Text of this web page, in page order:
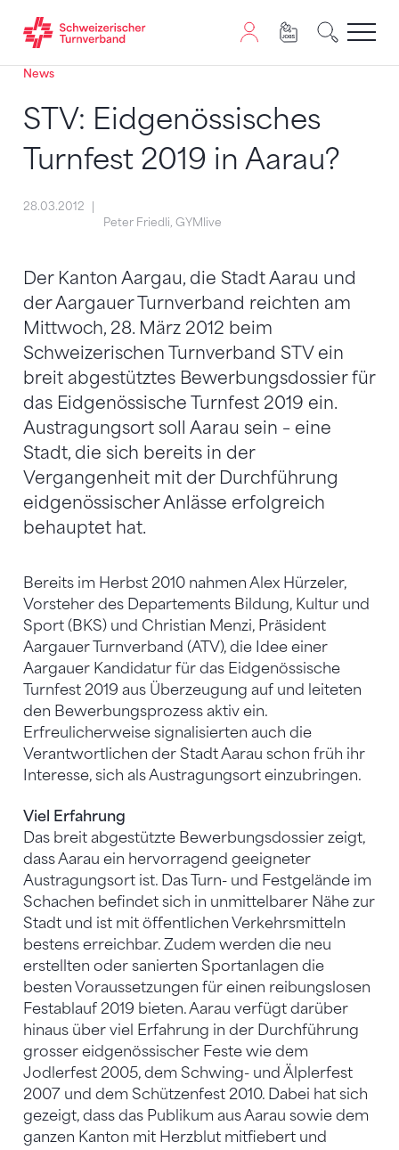
Zum Inhalt springen
Zur Sitemap navigieren
Zum Navigieren dieser Seite wird JavaScript benötigt.
News
STV: Eidgenössisches
Turnfest 2019 in Aarau?
28.03.2012
Peter Friedli, GYMlive
Der Kanton Aargau, die Stadt Aarau und
der Aargauer Turnverband reichten am
Mittwoch, 28. März 2012 beim
Schweizerischen Turnverband STV ein
breit abgestütztes Bewerbungsdossier für
das Eidgenössische Turnfest 2019 ein.
Austragungsort soll Aarau sein – eine
Stadt, die sich bereits in der
Vergangenheit mit der Durchführung
eidgenössischer Anlässe erfolgreich
behauptet hat.
Bereits im Herbst 2010 nahmen Alex Hürzeler,
Vorsteher des Departements Bildung, Kultur und
Sport (BKS) und Christian Menzi, Präsident
Aargauer Turnverband (ATV), die Idee einer
Aargauer Kandidatur für das Eidgenössische
Turnfest 2019 aus Überzeugung auf und leiteten
den Bewerbungsprozess aktiv ein.
Erfreulicherweise signalisierten auch die
Verantwortlichen der Stadt Aarau schon früh ihr
Interesse, sich als Austragungsort einzubringen.
Viel Erfahrung
Das breit abgestützte Bewerbungsdossier zeigt,
dass Aarau ein hervorragend geeigneter
Austragungsort ist. Das Turn- und Festgelände im
Schachen befindet sich in unmittelbarer Nähe zur
Stadt und ist mit öffentlichen Verkehrsmitteln
bestens erreichbar. Zudem werden die neu
erstellten oder sanierten Sportanlagen die
besten Voraussetzungen für einen reibungslosen
Festablauf 2019 bieten. Aarau verfügt darüber
hinaus über viel Erfahrung in der Durchführung
grosser eidgenössischer Feste wie dem
Jodlerfest 2005, dem Schwing- und Älplerfest
2007 und dem Schützenfest 2010. Dabei hat sich
gezeigt, dass das Publikum aus Aarau sowie dem
ganzen Kanton mit Herzblut mitfiebert und